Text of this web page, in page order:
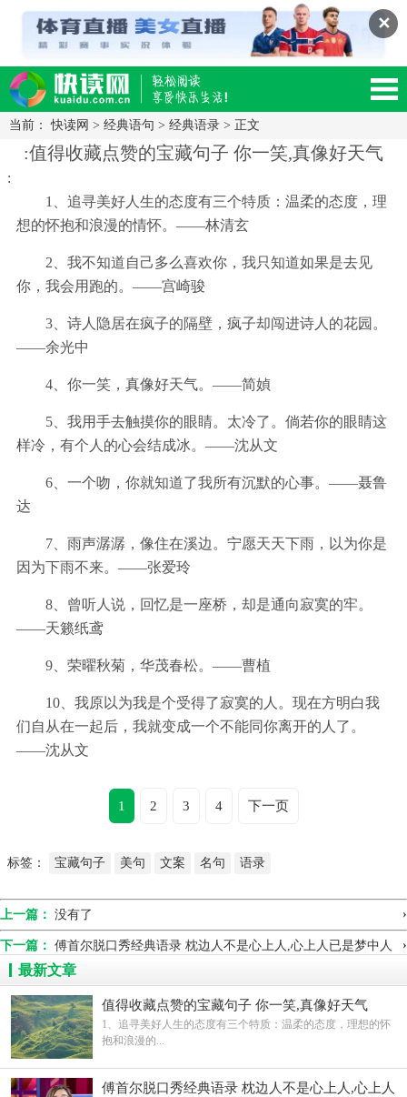
✕
读网-轻松阅读,快乐生活移动版
当前：快读网 > 经典语句 > 经典语录 > 正文
:值得收藏点赞的宝藏句子 你一笑,真像好天气
:
1、追寻美好人生的态度有三个特质：温柔的态度，理
想的怀抱和浪漫的情怀。——林清玄
2、我不知道自己多么喜欢你，我只知道如果是去见
你，我会用跑的。——宫崎骏
3、诗人隐居在疯子的隔壁，疯子却闯进诗人的花园。
——余光中
4、你一笑，真像好天气。——简媜
5、我用手去触摸你的眼睛。太冷了。倘若你的眼睛这
样冷，有个人的心会结成冰。——沈从文
6、一个吻，你就知道了我所有沉默的心事。——聂鲁
达
7、雨声潺潺，像住在溪边。宁愿天天下雨，以为你是
因为下雨不来。——张爱玲
8、曾听人说，回忆是一座桥，却是通向寂寞的牢。
——天籁纸鸢
9、荣曜秋菊，华茂春松。——曹植
10、我原以为我是个受得了寂寞的人。现在方明白我
们自从在一起后，我就变成一个不能同你离开的人了。
——沈从文
1 2 3 4 下一页
标签： 宝藏句子 美句 文案 名句 语录
上一篇： 没有了 ›
下一篇： 傅首尔脱口秀经典语录 枕边人不是心上人,心上人已是梦中人 ›
最新文章
值得收藏点赞的宝藏句子 你一笑,真像好天气
1、追寻美好人生的态度有三个特质：温柔的态度，理想的怀
抱和浪漫的...
傅首尔脱口秀经典语录 枕边人不是心上人,心上人